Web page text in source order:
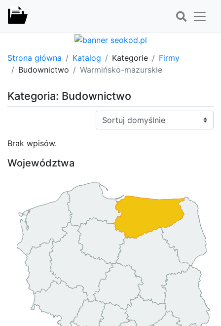
Strona główna Katalog Kategorie
Firmy
Budownictwo
Warmińsko-mazurskie
Kategoria: Budownictwo
Sortuj:
Brak wpisów.
Województwa